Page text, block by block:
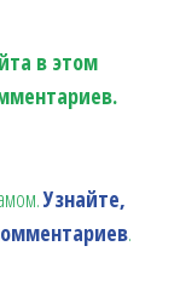
в этом
Узнайте,
.